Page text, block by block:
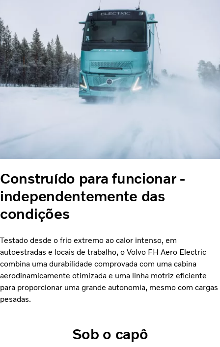
Construído para funcionar -
independentemente das
condições
Testado desde o frio extremo ao calor intenso, em
autoestradas e locais de trabalho, o Volvo FH Aero Electric
combina uma durabilidade comprovada com uma cabina
aerodinamicamente otimizada e uma linha motriz eficiente
para proporcionar uma grande autonomia, mesmo com cargas
pesadas.
Sob o capô